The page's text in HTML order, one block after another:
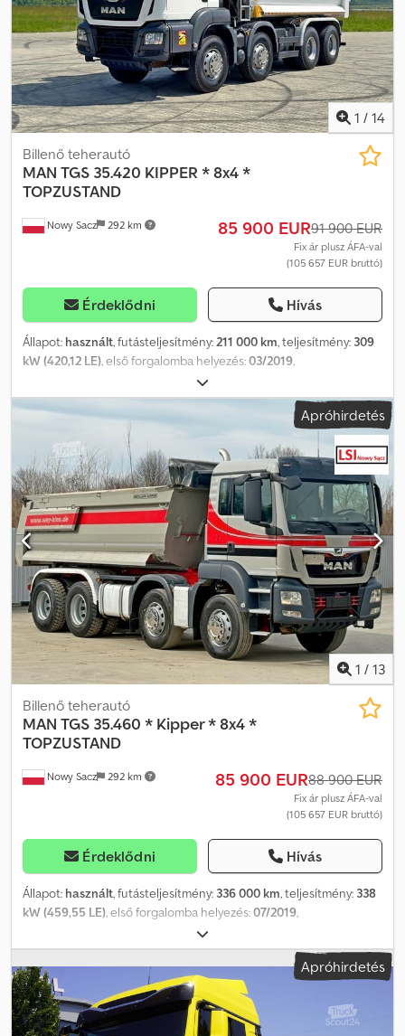
elektronikus stabilitásprogram (ESP), kipörgésgátló,
légkondicionálás, retarder, szervokormány, teherautó
regisztráció, tempomat, KIVÁLÓ ÁLLAPOTÚ!!! AZONNAL
ELÉRHETŐ!!! MAN TGS 33.500 6x6 E6 típusú teherautó, ÚJ motor,
2023-ban, 370 000 km-nél cserélve. Dedpfxoztck As Af Reck
Rakfelület: 6,40 m Rakodó daru: Palfinger/Epsilon M12Z
1 / 14
Nowy Sacz 292 km
Billenő teherautó
MAN TGS 35.420 KIPPER * 8x4 *
TOPZUSTAND
85 900 EUR91 900 EUR
Fix ár plusz ÁFA-val
(105 657 EUR bruttó)
Érdeklődni Hívás
Állapot: használt, futásteljesítmény: 211 000 km, teljesítmény: 309
kW (420,12 LE) , első forgalomba helyezés:03/2019
, össztömeg:
3 tengely, fékek:retarder, szín:fehér, hajtástípus:automata,
Gyártási év:2019, Felszereltség:ABS, légkondicionálás, MAN TGS
35.420 Billenőplatós / 8x4 Djdpfjwtwkmox Af Reck Importált /
Balesetmentes JÓ ÁLLAPOTBAN! MINDEN GUMI ÚJ! ? GYÁRTÁSI
ÉV: 2019 ? FUTÁSTELJESÍTMÉNY: 211 000 km FELSZERELTSÉG: ?
ABS ? ASR ? SZERVOKORMÁNY ? ELEKTROMOS ABLAKOK ?
ELEKTROMOS TÜKRÖK ? MOTORFÉK ? TACHOGRÁF TEHERBÍRÁS:
20 000 kg ÖSSZTÖMEG: 34 000 kg TENGELYTÁV: 185/250/135 cm
ABRONCSMÉRET: 13R22,5 FELFÜGGESZTÉS: LAPRUGÓS TELEFON:
KUBA – POLSKI, ENGLISH, DEUTSCH, ITALIANO SEBASTIAN –
POLSKI, DEUTSCH, ITALIANO, ???? LASZLO – MAGYAR COSTEL –
ROMÂN? (Románul minden exporttal kapcsolatos ügyintézést
vállalunk, beleértve a rendszámokat is) RADEK – ???? Ref. szám:
13064
Apróhirdetés
1 / 13
Nowy Sacz 292 km
Billenő teherautó
MAN TGS 35.460 * Kipper * 8x4 *
TOPZUSTAND
85 900 EUR88 900 EUR
Fix ár plusz ÁFA-val
(105 657 EUR bruttó)
Érdeklődni Hívás
Állapot: használt, futásteljesítmény: 336 000 km, teljesítmény: 338
kW (459,55 LE), első forgalomba helyezés:07/2019,
, össztömeg:
3 tengely, fékek:retarder, szín:szürke, hajtástípus:automata,
Gyártási év:2019, Felszereltség:ABS, daru, MAN TGS 35.460
BILLENŐS TEHERAUTÓ / 8x4 Importált / BALESETMENTES JÓ
ÁLLAPOTBAN! GYÁRTÁSI ÉV: 2019 FUTÁSTELJESÍTMÉNY: 336 000
km FELSZERELTSÉG: - ABS - Központi zár Dcjdpfxsyxi Tdj Af Rok -
Apróhirdetés